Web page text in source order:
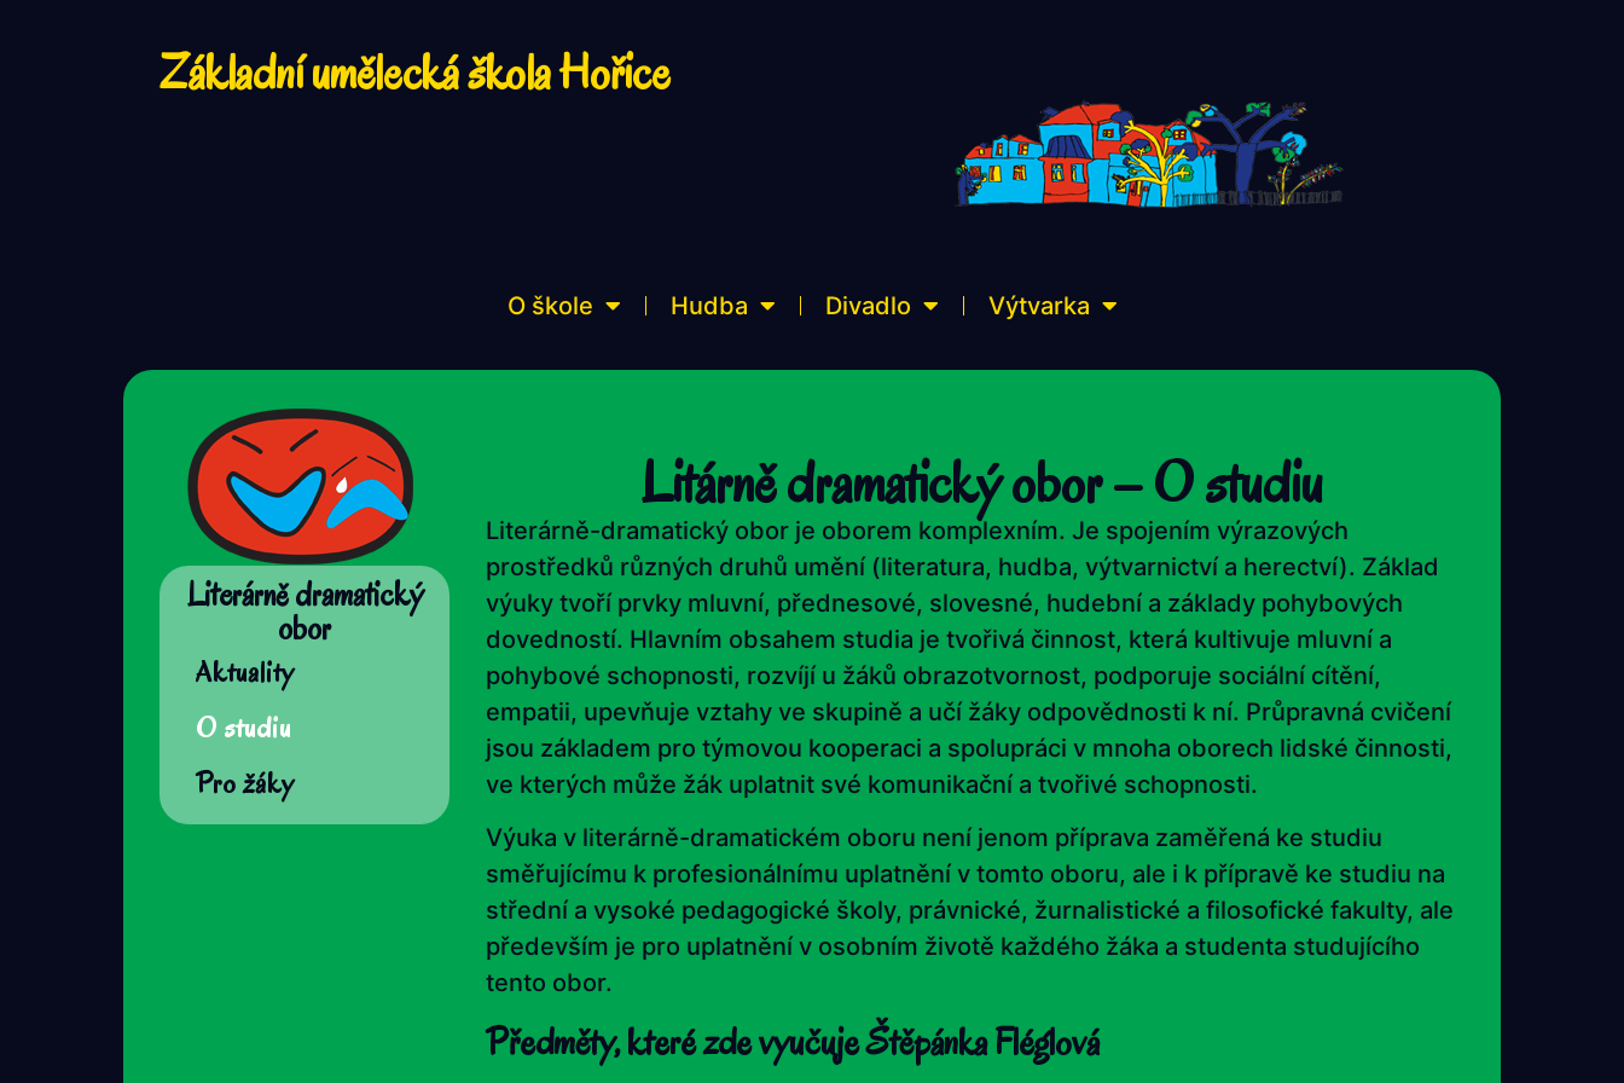
Základní umělecká škola Hořice
O škole Hudba Divadlo Výtvarka
Literárně dramatický
obor
Aktuality
O studiu
Pro žáky
Litárně dramatický obor – O studiu
Literárně-dramatický obor je oborem komplexním. Je spojením výrazových
prostředků různých druhů umění (literatura, hudba, výtvarnictví a herectví). Základ
výuky tvoří prvky mluvní, přednesové, slovesné, hudební a základy pohybových
dovedností. Hlavním obsahem studia je tvořivá činnost, která kultivuje mluvní a
pohybové schopnosti, rozvíjí u žáků obrazotvornost, podporuje sociální cítění,
empatii, upevňuje vztahy ve skupině a učí žáky odpovědnosti k ní. Průpravná cvičení
jsou základem pro týmovou kooperaci a spolupráci v mnoha oborech lidské činnosti,
ve kterých může žák uplatnit své komunikační a tvořivé schopnosti.
Výuka v literárně-dramatickém oboru není jenom příprava zaměřená ke studiu
směřujícímu k profesionálnímu uplatnění v tomto oboru, ale i k přípravě ke studiu na
střední a vysoké pedagogické školy, právnické, žurnalistické a filosofické fakulty, ale
především je pro uplatnění v osobním životě každého žáka a studenta studujícího
tento obor.
Předměty, které zde vyučuje Štěpánka Fléglová